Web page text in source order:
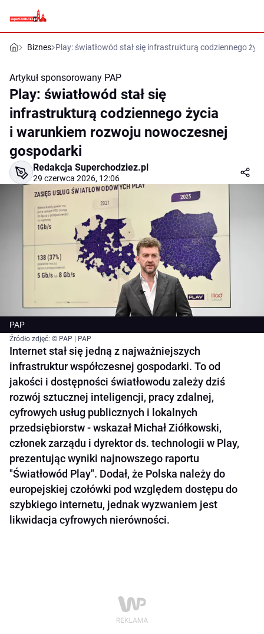
Biznes Play: światłowód stał się infrastrukturą codziennego
Artykuł sponsorowany PAP
Play: światłowód stał się
infrastrukturą codziennego życia
i warunkiem rozwoju nowoczesnej
gospodarki
Redakcja Superchodziez.pl
29 czerwca 2026, 12:06
PAP
Źródło zdjęć: © PAP | PAP
Internet stał się jedną z najważniejszych
infrastruktur współczesnej gospodarki. To od
jakości i dostępności światłowodu zależy dziś
rozwój sztucznej inteligencji, pracy zdalnej,
cyfrowych usług publicznych i lokalnych
przedsiębiorstw - wskazał Michał Ziółkowski,
członek zarządu i dyrektor ds. technologii w Play,
prezentując wyniki najnowszego raportu
"Światłowód Play". Dodał, że Polska należy do
europejskiej czołówki pod względem dostępu do
szybkiego internetu, jednak wyzwaniem jest
likwidacja cyfrowych nierówności.